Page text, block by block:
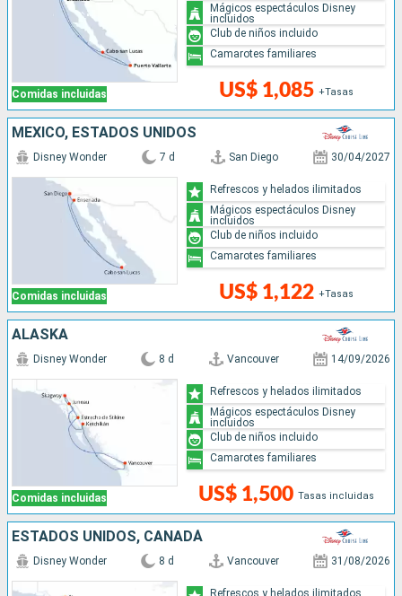
Comidas incluidas US$ 1,085 +Tasas
Mágicos espectáculos Disney
incluidos
Club de niños incluido
Camarotes familiares
MÉXICO, ESTADOS UNIDOS
Comidas incluidas
Disney Wonder 7 d San Diego 30/04/2027
US$ 1,122 +Tasas
Refrescos y helados ilimitados
Mágicos espectáculos Disney
incluidos
Club de niños incluido
Camarotes familiares
ALASKA
Comidas incluidas
Disney Wonder 8 d Vancouver 14/09/2026
US$ 1,500 Tasas incluidas
Refrescos y helados ilimitados
Mágicos espectáculos Disney
incluidos
Club de niños incluido
Camarotes familiares
ESTADOS UNIDOS, CANADÁ
Disney Wonder 8 d Vancouver 31/08/2026
Refrescos y helados ilimitados